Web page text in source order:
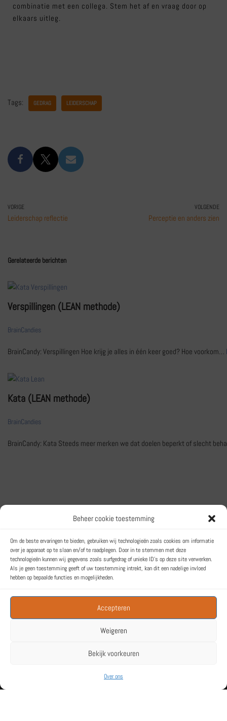
Beheer cookie toestemming
Om de beste ervaringen te bieden, gebruiken wij technologieën zoals cookies om informatie
over je apparaat op te slaan en/of te raadplegen. Door in te stemmen met deze
technologieën kunnen wij gegevens zoals surfgedrag of unieke ID's op deze site verwerken.
Als je geen toestemming geeft of uw toestemming intrekt, kan dit een nadelige invloed
hebben op bepaalde functies en mogelijkheden.
Accepteren
Weigeren
Bekijk voorkeuren
Over ons
combinatie met een collega. Stem het af en vraag door op
elkaars uitleg.
Tags: GEDRAG LEIDERSCHAP
VORIGE
Leiderschap reflectie
VOLGENDE
Perceptie en anders zien
Gerelateerde berichten
Verspillingen (LEAN methode)
BrainCandies
BrainCandy: Verspillingen Hoe krijg je alles in één keer goed? Hoe voorkom…
Kata (LEAN methode)
BrainCandies
BrainCandy: Kata Steeds meer merken we dat doelen beperkt of slecht
Het Trainingsbureau
Een label van Lemonsqueeze BV
Toernooiveld 6
1359 JL ALMERE
Link naar onze privacyverklaring| Mogelijk gemaakt door